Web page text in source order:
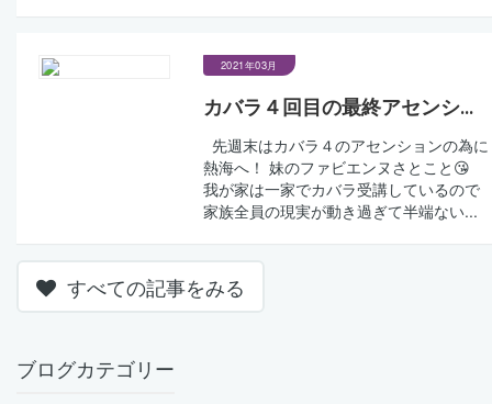
2021年03月
カバラ４回目の最終アセンシ...
先週末はカバラ４のアセンションの為に
熱海へ！ 妹のファビエンヌさとこと😘
我が家は一家でカバラ受講しているので
家族全員の現実が動き過ぎて半端ない...
すべての記事をみる
ブログカテゴリー